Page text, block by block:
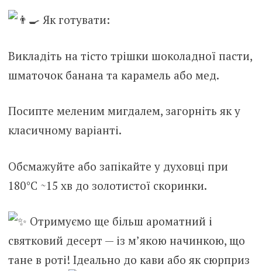
Як готувати:
Викладіть на тісто трішки шоколадної пасти,
шматочок банана та карамель або мед.
Посипте меленим мигдалем, загорніть як у
класичному варіанті.
Обсмажуйте або запікайте у духовці при
180°C ~15 хв до золотистої скоринки.
Отримуємо ще більш ароматний і
святковий десерт — із м’якою начинкою, що
тане в роті! Ідеально до кави або як сюрприз